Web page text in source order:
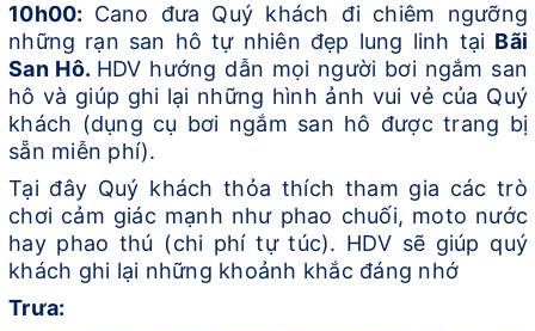
10h00: Cano đưa Quý khách đi chiêm ngưỡng
những rạn san hô tự nhiên đẹp lung linh tại Bãi
San Hô. HDV hướng dẫn mọi người bơi ngắm san
hô và giúp ghi lại những hình ảnh vui vẻ của Quý
khách (dụng cụ bơi ngắm san hô được trang bị
sẵn miễn phí).
Tại đây Quý khách thỏa thích tham gia các trò
chơi cảm giác mạnh như phao chuối, moto nước
hay phao thú (chi phí tự túc). HDV sẽ giúp quý
khách ghi lại những khoảnh khắc đáng nhớ
Trưa: